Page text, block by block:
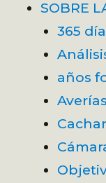
SOBRE
365
años